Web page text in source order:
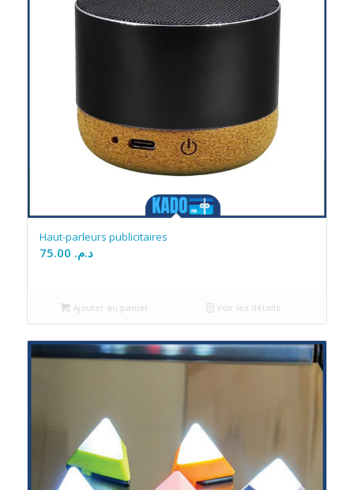
Haut-parleurs publicitaires
د.م.
Ajouter au panier Voir les détails